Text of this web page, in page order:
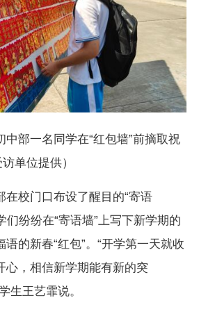
中部一名同学在“红包墙”前摘取祝
单位提供）
在校门口布设了醒目的“寄语
们纷纷在“寄语墙”上写下新学期的
语的新春“红包”。“开学第一天就收
心，相信新学期能有新的突
生王艺霏说。